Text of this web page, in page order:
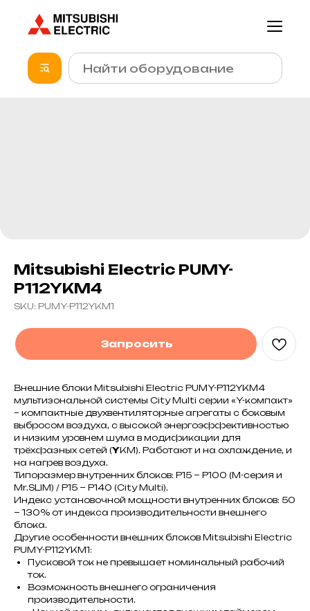
Mitsubishi Electric PUMY-
P112YKM4
SKU: PUMY-P112YKM1
Запросить
Внешние блоки Mitsubishi Electric PUMY-P112YKM4
мультизональной системы City Multi серии «Y-компакт»
– компактные двухвентиляторные агрегаты с боковым
выбросом воздуха, с высокой энергоэффективностью
и низким уровнем шума в модификации для
трёхфазных сетей (YKM). Работают и на охлаждение, и
на нагрев воздуха.
Типоразмер внутренних блоков: Р15 ~ Р100 (М-серия и
Mr.SLIM) / Р15 ~ Р140 (City Multi).
Индекс установочной мощности внутренних блоков: 50
~ 130% от индекса производительности внешнего
блока.
Другие особенности внешних блоков Mitsubishi Electric
PUMY-P112YKM1:
Пусковой ток не превышает номинальный рабочий
ток.
Возможность внешнего ограничения
производительности.